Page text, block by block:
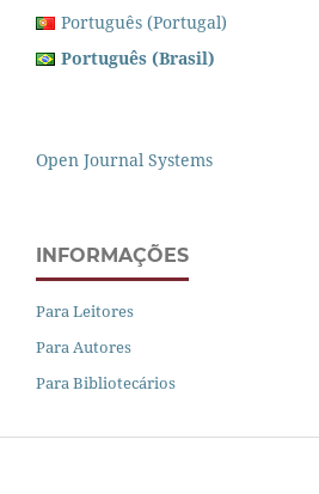
Português (Portugal)
Português (Brasil)
Open Journal Systems
INFORMAÇÕES
Para Leitores
Para Autores
Para Bibliotecários